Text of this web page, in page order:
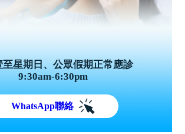
至星期日、公眾假期正常應診
9:30am-6:30pm
WhatsApp聯絡